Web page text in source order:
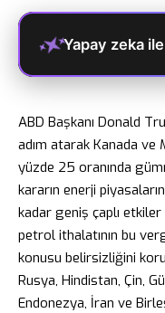
Yapay zeka
ABD Başkanı Donald
adım atarak Kanada ve
yüzde 25 oranında
kararın enerji
kadar geniş çaplı
petrol ithalatının bu
konusu belirsizliğini
Rusya, Hindistan, Çin,
Endonezya, İran ve